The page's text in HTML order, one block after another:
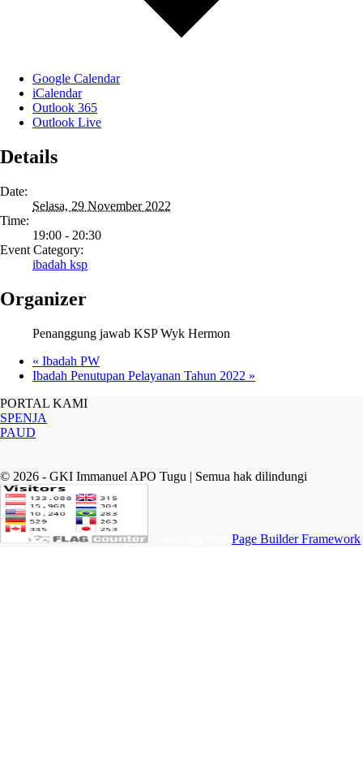
Google Calendar
iCalendar
Outlook 365
Outlook Live
Details
Date:
Selasa, 29 November 2022
Time:
19:00 - 20:30
Event Category:
ibadah ksp
Organizer
Penanggung jawab KSP Wyk Hermon
« Ibadah PW
Ibadah Penutupan Pelayanan Tahun 2022 »
PORTAL KAMI
SPENJA
PAUD
© 2026 - GKI Immanuel APO Tugu | Semua hak dilindungi
Page Builder Framework